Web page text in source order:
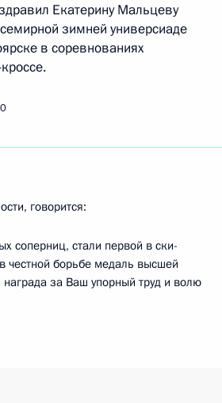
Екатерину Мальцеву
зимней универсиаде
в соревнованиях
говорится:
соперниц, стали первой в ски-
честной борьбе медаль высшей
за Ваш упорный труд и волю